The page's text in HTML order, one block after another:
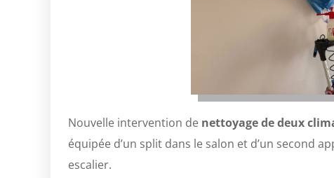
Nouvelle intervention de nettoyage de deux
équipée d’un split dans le salon et d’un second
escalier.